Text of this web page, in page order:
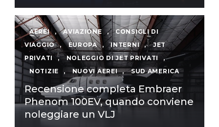
AEREI , AVIAZIONE ,
CONSIGLI DI
VIAGGIO
, EUROPA , INTERNI ,
JET
PRIVATI
, NOLEGGIO DI JET PRIVATI
,
NOTIZIE
, NUOVI AEREI , SUD AMERICA
Recensione completa Embraer
Phenom 100EV, quando conviene
noleggiare un VLJ